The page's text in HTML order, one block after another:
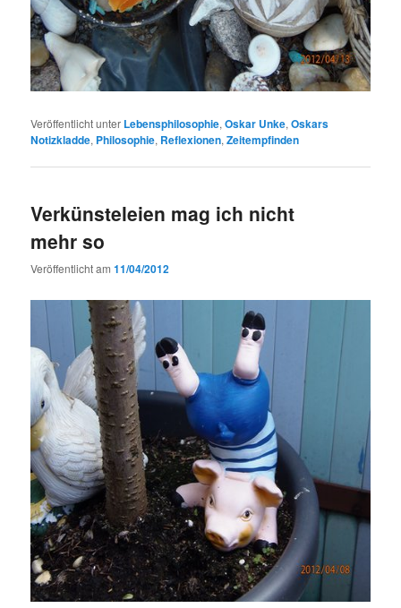
Veröffentlicht unter Lebensphilosophie,Oskar Unke,Oskars
Notizkladde, Philosophie, Reflexionen,Zeitempfinden
Verkünsteleien mag ich nicht
mehr so
Veröffentlicht am11/04/2012